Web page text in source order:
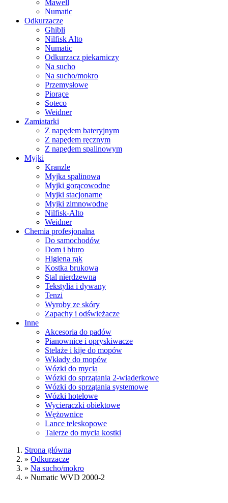
Mawell
Numatic
Odkurzacze
Ghibli
Nilfisk Alto
Numatic
Odkurzacz piekarniczy
Na sucho
Na sucho/mokro
Przemysłowe
Piorące
Soteco
Weidner
Zamiatarki
Z napędem bateryjnym
Z napędem ręcznym
Z napędem spalinowym
Myjki
Kranzle
Myjka spalinowa
Myjki gorącowodne
Myjki stacjonarne
Myjki zimnowodne
Nilfisk-Alto
Weidner
Chemia profesjonalna
Do samochodów
Dom i biuro
Higiena rąk
Kostka brukowa
Stal nierdzewna
Tekstylia i dywany
Tenzi
Wyroby ze skóry
Zapachy i odświeżacze
Inne
Akcesoria do padów
Pianownice i opryskiwacze
Stelaże i kije do mopów
Wkłady do mopów
Wózki do mycia
Wózki do sprzątania 2-wiaderkowe
Wózki do sprzątania systemowe
Wózki hotelowe
Wycieraczki obiektowe
Wężownice
Lance teleskopowe
Talerze do mycia kostki
Strona główna
» Odkurzacze
» Na sucho/mokro
» Numatic WVD 2000-2